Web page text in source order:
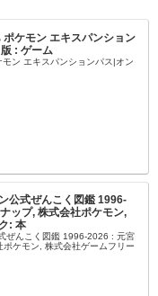
ケモン エキスパンション
: ゲーム
ン エキスパンションパス|オン
公式ぜんこく図鑑 1996-
ップ, 株式会社ポケモン,
: 本
ぜんこく図鑑 1996-2026 : 元宮
ケモン, 株式会社ゲームフリー